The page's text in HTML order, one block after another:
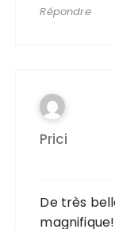
Répondre
Prici
De très